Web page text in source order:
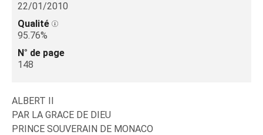
22/01/2010
Qualité
95.76%
N° de page
148
ALBERT II
PAR LA GRACE DE DIEU
PRINCE SOUVERAIN DE MONACO